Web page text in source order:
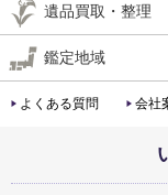
遺品買取・整理
鑑定地域
よくある質問 会社